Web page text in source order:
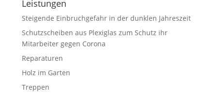
Leistungen
Steigende Einbruchgefahr in der dunklen Jahreszeit
Schutzscheiben aus Plexiglas zum Schutz ihr
Mitarbeiter gegen Corona
Reparaturen
Holz im Garten
Treppen